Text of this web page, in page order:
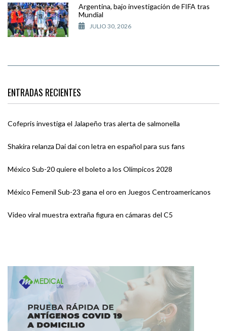
Argentina, bajo investigación de FIFA tras
Mundial
JULIO 30, 2026
ENTRADAS RECIENTES
Cofepris investiga el Jalapeño tras alerta de salmonella
Shakira relanza Dai dai con letra en español para sus fans
México Sub-20 quiere el boleto a los Olímpicos 2028
México Femenil Sub-23 gana el oro en Juegos Centroamericanos
Video viral muestra extraña figura en cámaras del C5